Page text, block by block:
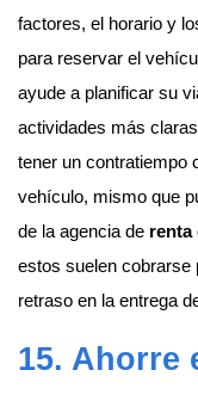
factores, el horario y
para reservar el
ayude a planificar su
actividades más
tener un contratiempo
vehículo, mismo que
de la agencia de renta
estos suelen cobrarse
retraso en la entrega
15. Ahorre